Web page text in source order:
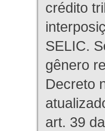
crédito
SELIC.
gênero
Decreto
art. 39